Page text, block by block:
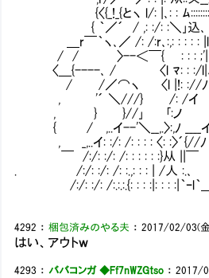
{〈{_!_{とヽ l/: |､: : ﾑ
{ ｀／´ / ,: :/: :＼｣込､ ｀ー
＿r￣｀ヽ､／ /: /:r､:,: : : : : |l
/ / 〉--＜￣{ Ⅵ: : : ;'|!
〈＿{----､ / 〈l ﾏ: : :/l|ﾑ＿
/ /／⌒ヽ 〈l |!: ://ﾉ |
, '´ ＼///} /: /
, } }//｣ ｢:ノ ,｣
{ / ,..イ--'＼__,.〉:,ﾉ ____
, _,..イ: :/: /: : : : 〈: :〉´{//ﾉ
￣ /:/: :/: /: : : : : :}从
. /:/: :/: /: :.,: : : | /
/:/: :/: /:.:.:.{: : : :|: : : :|｀ｰl
4292 ：梱包済みのやる夫 ：2017/02/03(金
はい、アウトｗ
4293 ： ババコンガ ◆Ff7nWZGtso ：2017/